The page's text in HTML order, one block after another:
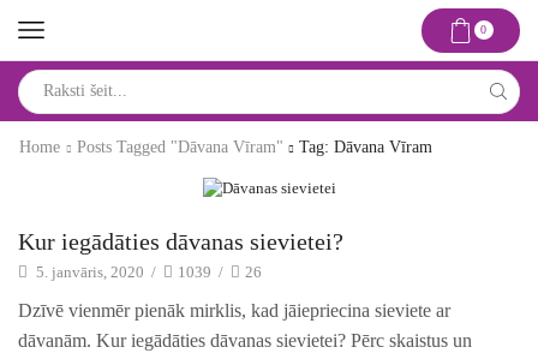
0
input
Home
Posts Tagged "dāvana Vīram" Tag: Dāvana Vīram
Idejas un risinājumi
Kur iegādāties dāvanas sievietei?
5. janvāris, 2020 / 1039 / 26
Dzīvē vienmēr pienāk mirklis, kad jāiepriecina sieviete ar
dāvanām. Kur iegādāties dāvanas sievietei? Pērc skaistus un